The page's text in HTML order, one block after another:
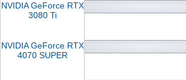
NVIDIA GeForce RTX
3080 Ti
NVIDIA GeForce RTX
4070 SUPER